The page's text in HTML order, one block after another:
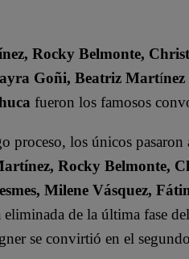
Rocky Belmonte,
Goñi, Beatriz Martí
fueron los famosos
proceso, los únicos
Rocky Belmonte,
Milene Vásquez,
eliminada de la última fase
se convirtió en el